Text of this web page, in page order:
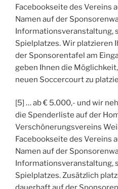
Facebookseite des Vereins
Namen auf der
Informationsveranstaltung,
Spielplatzes. Wir platzieren
der Sponsorentafel am
geben Ihnen die
neuen Soccercourt zu
[5] … ab € 5.000,- und wir
die Spenderliste auf der
Verschönerungsvereins
Facebookseite des Vereins
Namen auf der
Informationsveranstaltung,
Spielplatzes. Zusätzlich